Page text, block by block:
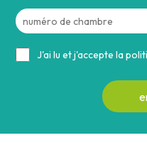
J'ai lu et j'accepte la